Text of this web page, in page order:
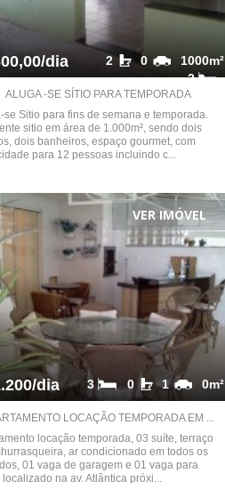
dia 1000m²
0
2
2
ALUGA -SE SÍTIO PARA TEMPORADA
se Sitio para fins de semana e temporada.
sitio em área de 1.000m², sendo dois
dois banheiros, espaço gourmet, com
para 12 pessoas incluindo c...
VER IMÓVEL
dia 0m²
1
0
3
LOCAÇÃO TEMPORADA EM ...
locação temporada, 03 suíte, terraço
ar condicionado em todos os
01 vaga de garagem e 01 vaga para
localizado na av. Atlântica próxi...